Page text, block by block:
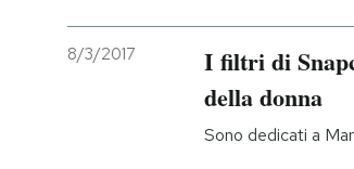
8/3/2017
I filtri di
della donna
Sono dedicati a